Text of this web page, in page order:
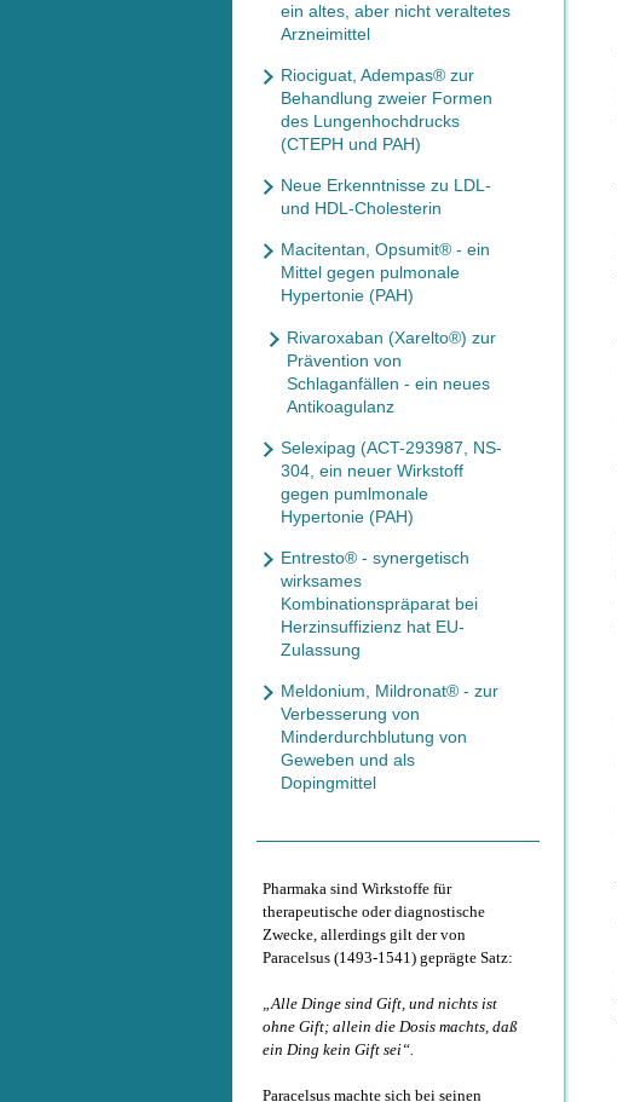
ein altes, aber nicht veraltetes
Arzneimittel
Riociguat, Adempas® zur
Behandlung zweier Formen
des Lungenhochdrucks
(CTEPH und PAH)
Neue Erkenntnisse zu LDL-
und HDL-Cholesterin
Macitentan, Opsumit® - ein
Mittel gegen pulmonale
Hypertonie (PAH)
Rivaroxaban (Xarelto®) zur
Prävention von
Schlaganfällen - ein neues
Antikoagulanz
Selexipag (ACT-293987, NS-
304, ein neuer Wirkstoff
gegen pumlmonale
Hypertonie (PAH)
Entresto® - synergetisch
wirksames
Kombinationspräparat bei
Herzinsuffizienz hat EU-
Zulassung
Meldonium, Mildronat® - zur
Verbesserung von
Minderdurchblutung von
Geweben und als
Dopingmittel
Pharmaka sind Wirkstoffe für
therapeutische oder diagnostische
Zwecke, allerdings gilt der von
Paracelsus (1493-1541) geprägte Satz:
„Alle Dinge sind Gift, und nichts ist
ohne Gift; allein die Dosis machts, daß
ein Ding kein Gift sei“.
Paracelsus machte sich bei seinen